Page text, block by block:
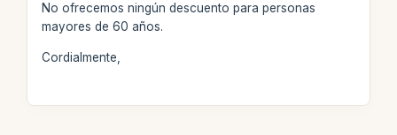
No ofrecemos ningún descuento para personas
mayores de 60 años.
Cordialmente,